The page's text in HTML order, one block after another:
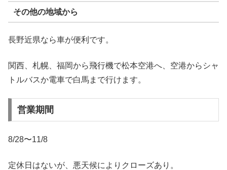
その他の地域から
長野近県なら車が便利です。
関西、札幌、福岡から飛行機で松本空港へ、空港からシャ
トルバスか電車で白馬まで行けます。
営業期間
8/28〜11/8
定休日はないが、悪天候によりクローズあり。